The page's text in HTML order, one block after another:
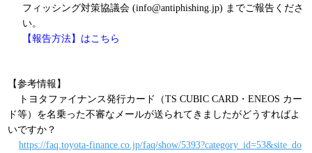
フィッシング対策協議会 (info@antiphishing.jp) までご報告くださ
い。
【報告方法】はこちら
【参考情報】
トヨタファイナンス発行カード（TS CUBIC CARD・ENEOS カー
ド等）を名乗った不審なメールが送られてきましたがどうすればよ
いですか？
https://faq.toyota-finance.co.jp/faq/show/5393?category_id=53&site_do